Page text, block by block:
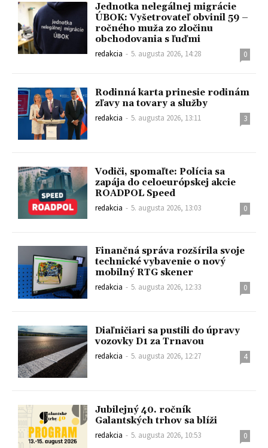
Jednotka nelegálnej migrácie
ÚBOK: Vyšetrovateľ obvinil 59 –
ročného muža zo zločinu
obchodovania s ľuďmi
redakcia - 5. augusta 2026, 14:28 0
Rodinná karta prinesie rodinám
zľavy na tovary a služby
redakcia - 5. augusta 2026, 13:11 3
Vodiči, spomaľte: Polícia sa
zapája do celoeurópskej akcie
ROADPOL Speed
redakcia - 5. augusta 2026, 13:03 0
Finančná správa rozšírila svoje
technické vybavenie o nový
mobilný RTG skener
redakcia - 5. augusta 2026, 12:33 0
Diaľničiari sa pustili do úpravy
vozovky D1 za Trnavou
redakcia - 5. augusta 2026, 12:27 4
Jubilejný 40. ročník
Galantských trhov sa blíži
redakcia - 5. augusta 2026, 10:53 0